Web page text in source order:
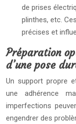
de prises
plinthes, etc.
précises et
Préparation
d’une pose
Un support propre
une adhérence
imperfections
engendrer des